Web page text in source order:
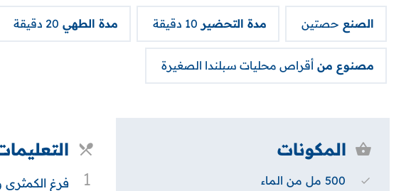
الصنع حصتين مدة التحضير 10 دقيقة مدة الطهي 20 دقيقة
مصنوع من أقراص محليات سبلندا الصغيرة
المكونات
500 مل من الماء
1
فرغ